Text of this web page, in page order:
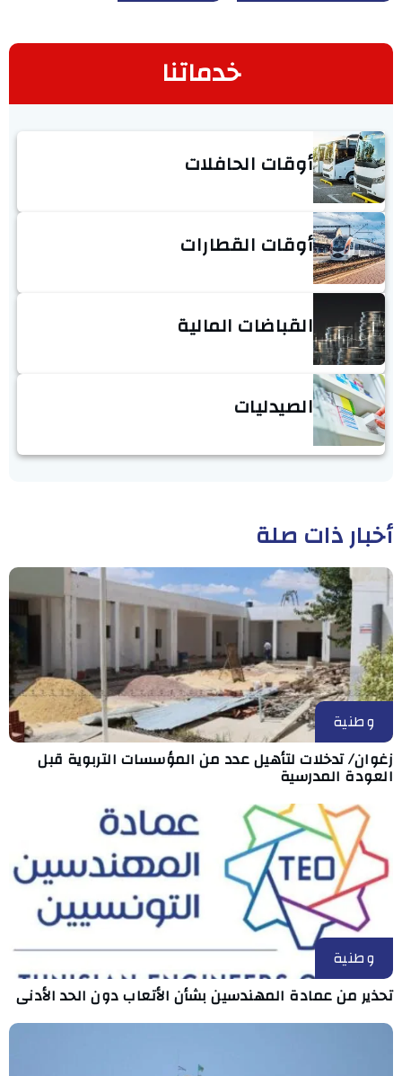
خدماتنا
أوقات الحافلات
أوقات القطارات
القباضات المالية
الصيدليات
أخبار ذات صلة
وطنية
زغوان/ تدخلات لتأهيل عدد من المؤسسات التربوية قبل
العودة المدرسية
وطنية
تحذير من عمادة المهندسين بشأن الأتعاب دون الحد الأدنى